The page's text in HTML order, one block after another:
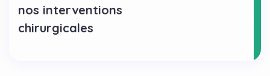
nos interventions
chirurgicales